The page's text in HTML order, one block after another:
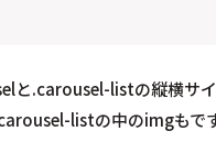
と.carousel-listの縦横サ
listの中のimgもで